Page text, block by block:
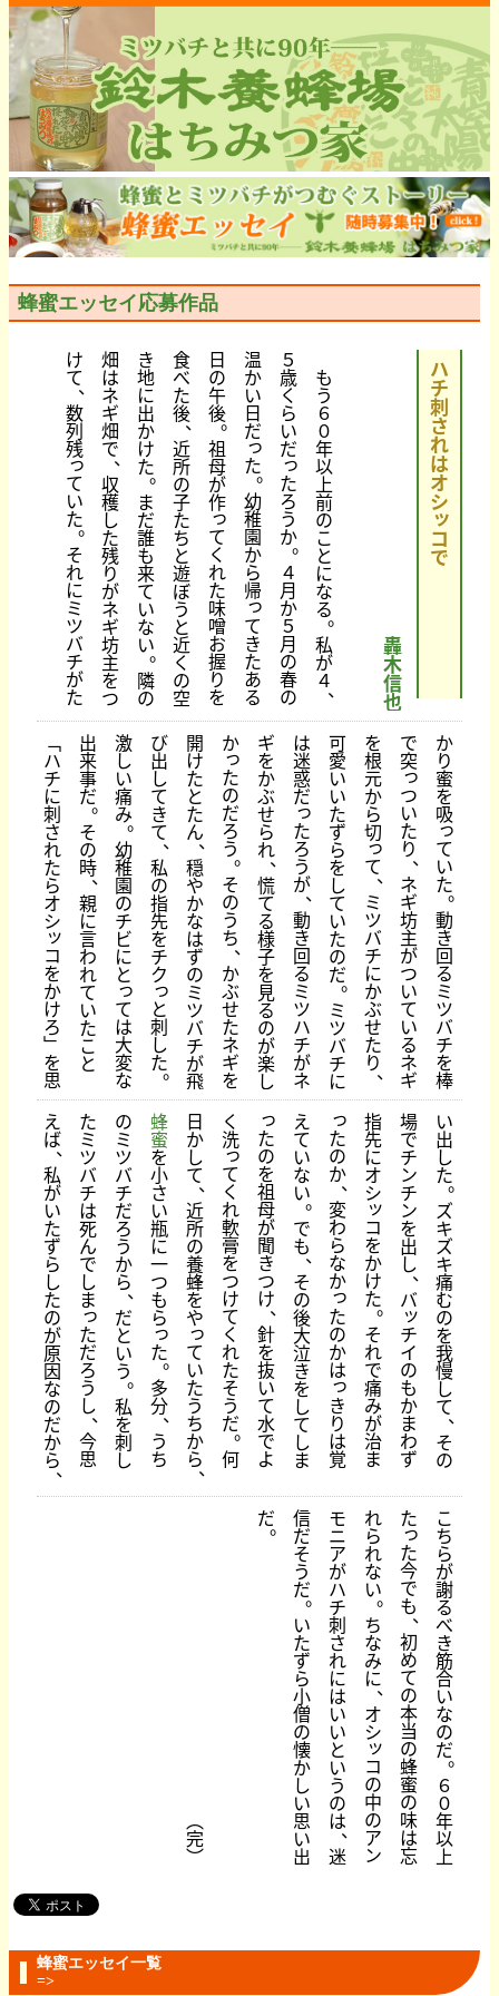
蜂蜜エッセイ応募作品
ハ
チ
刺
さ
れ
は
オ
シ
ッ
コ
で
轟
木
信
也
も
う
６
０
年
以
上
前
の
こ
と
に
な
る。
私
が
４、
５
歳
く
ら
い
だ
っ
た
ろ
う
か。
４
月
か
５
月
の
春
の
温
か
い
日
だ
っ
た。
幼
稚
園
か
ら
帰
っ
て
き
た
あ
る
日
の
午
後。
祖
母
が
作
っ
て
く
れ
た
味
噌
お
握
り
を
食
べ
た
後
、
近
所
の
子
た
ち
と
遊
ぼ
う
と
近
く
の
空
き
地
に
出
か
け
た。
ま
だ
誰
も
来
て
い
な
い。
隣
の
畑
は
ネ
ギ
畑
で、
収
穫
し
た
残
り
が
ネ
ギ
坊
主
を
つ
け
て、
数
列
残
っ
て
い
た。
そ
れ
に
ミ
ツ
バ
チ
が
た
か
り
蜜
を
吸
っ
て
い
た。
動
き
回
る
ミ
ツ
バ
チ
を
棒
で
突
っ
つ
い
た
り、
ネ
ギ
坊
主
が
つ
い
て
い
る
ネ
ギ
を
根
元
か
ら
切
っ
て、
ミ
ツ
バ
チ
に
か
ぶ
せ
た
り、
可
愛
い
い
た
ず
ら
を
し
て
い
た
の
だ。
ミ
ツ
バ
チ
に
は
迷
惑
だ
っ
た
ろ
う
が、
動
き
回
る
ミ
ツ
ハ
チ
が
ネ
ギ
を
か
ぶ
せ
ら
れ
、
慌
て
る
様
子
を
見
る
の
が
楽
し
か
っ
た
の
だ
ろ
う。
そ
の
う
ち、
か
ぶ
せ
た
ネ
ギ
を
開
け
た
と
た
ん、
穏
や
か
な
は
ず
の
ミ
ツ
バ
チ
が
飛
び
出
し
て
き
て、
私
の
指
先
を
チ
ク
っ
と
刺
し
た。
激
し
い
痛
み。
幼
稚
園
の
チ
ビ
に
と
っ
て
は
大
変
な
出
来
事
だ。
そ
の
時
、
親
に
言
わ
れ
て
い
た
こ
と
﹁
ハ
チ
に
刺
さ
れ
た
ら
オ
シ
ッ
コ
を
か
け
ろ
﹂
を
思
い
出
し
た。
ズ
キ
ズ
キ
痛
む
の
を
我
慢
し
て、
そ
の
場
で
チ
ン
チ
ン
を
出
し、
バ
ッ
チ
イ
の
も
か
ま
わ
ず
指
先
に
オ
シ
ッ
コ
を
か
け
た。
そ
れ
で
痛
み
が
治
ま
っ
た
の
か、
変
わ
ら
な
か
っ
た
の
か
は
っ
き
り
は
覚
え
て
い
な
い。
で
も、
そ
の
後
大
泣
き
を
し
て
し
ま
っ
た
の
を
祖
母
が
聞
き
つ
け、
針
を
抜
い
て
水
で
よ
く
洗
っ
て
く
れ
軟
膏
を
つ
け
て
く
れ
た
そ
う
だ。
何
日
か
し
て、
近
所
の
養
蜂
を
や
っ
て
い
た
う
ち
か
ら、
蜂
蜜
を
小
さ
い
瓶
に
一
つ
も
ら
っ
た。
多
分
、
う
ち
の
ミ
ツ
バ
チ
だ
ろ
う
か
ら、
だ
と
い
う。
私
を
刺
し
た
ミ
ツ
バ
チ
は
死
ん
で
し
ま
っ
た
だ
ろ
う
し、
今
思
え
ば
、
私
が
い
た
ず
ら
し
た
の
が
原
因
な
の
だ
か
ら、
こ
ち
ら
が
謝
る
べ
き
筋
合
い
な
の
だ。
６
０
年
以
上
た
っ
た
今
で
も、
初
め
て
の
本
当
の
蜂
蜜
の
味
は
忘
れ
ら
れ
な
い。
ち
な
み
に、
オ
シ
ッ
コ
の
中
の
ア
ン
モ
ニ
ア
が
ハ
チ
刺
さ
れ
に
は
い
い
と
い
う
の
は、
迷
信
だ
そ
う
だ。
い
た
ず
ら
小
僧
の
懐
か
し
い
思
い
出
だ。
︵
完
︶
蜂蜜エッセイ一覧
=>